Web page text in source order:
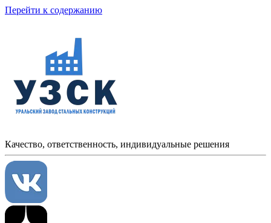
Перейти к содержанию
Качество, ответственность, индивидуальные решения